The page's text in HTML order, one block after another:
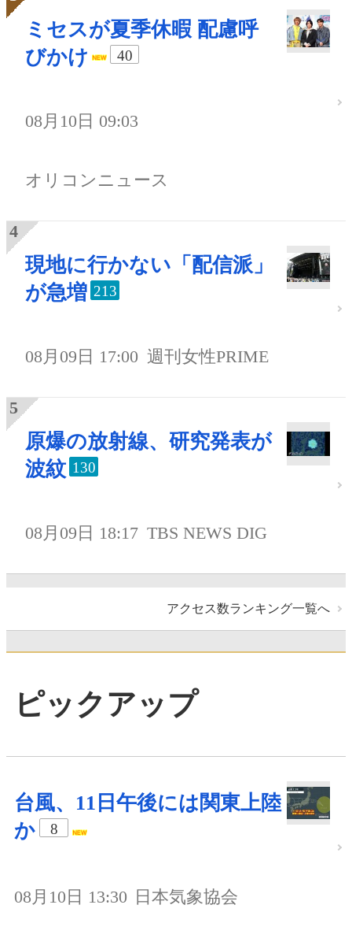
ミセスが夏季休暇 配慮呼
びかけ
40
08月10日 09:03
オリコンニュース
現地に行かない「配信派」
が急増 213
08月09日 17:00 週刊女性PRIME
原爆の放射線、研究発表が
波紋 130
08月09日 18:17 TBS NEWS DIG
アクセス数ランキング一覧へ
ピックアップ
台風、11日午後には関東上陸
か
8
08月10日 13:30 日本気象協会